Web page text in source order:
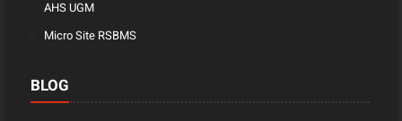
AHS UGM
Micro Site RSBMS
BLOG